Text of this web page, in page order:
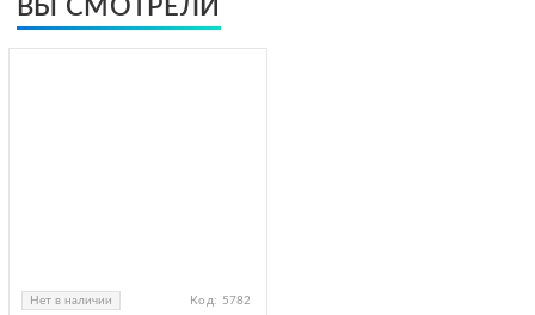
ВЫ СМОТРЕЛИ
Нет в наличии Код: 5782